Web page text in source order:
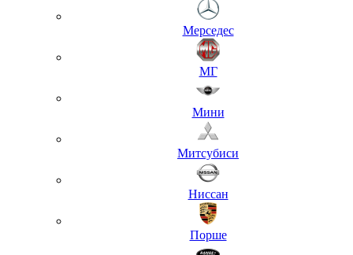
Мерседес
МГ
Мини
Митсубиси
Ниссан
Порше